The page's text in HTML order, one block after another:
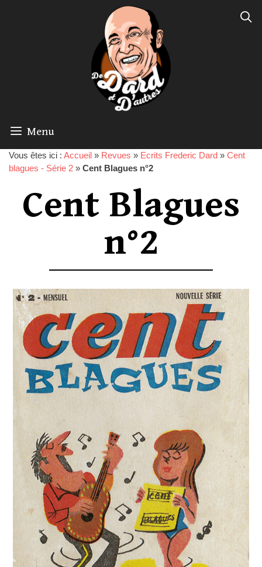
Menu
Vous êtes ici : Accueil » Revues » Ecrits Frederic Dard » Cent
blagues - Série 2 » Cent Blagues n°2
Cent Blagues
n°2